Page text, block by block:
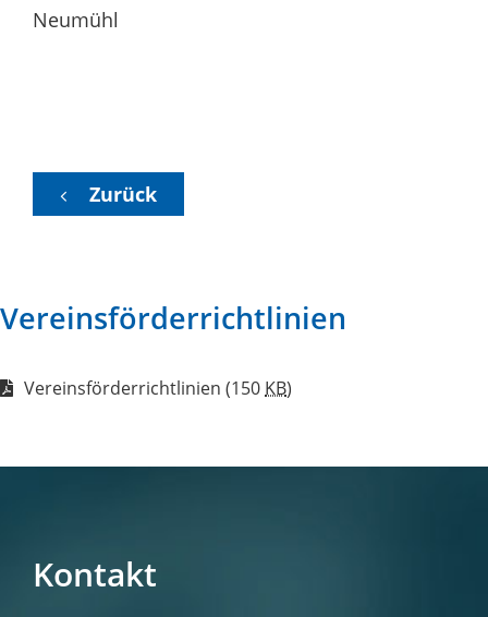
Neumühl
Zurück
Vereinsförderrichtlinien
Vereinsförderrichtlinien (150 KB)
Kontakt